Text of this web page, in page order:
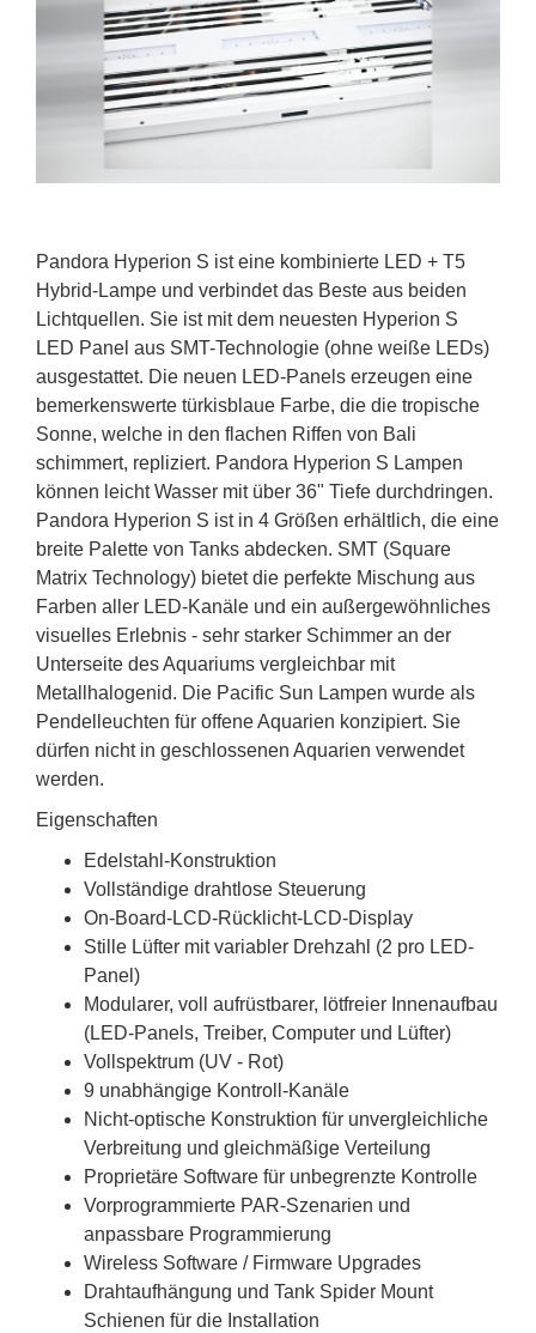
Pandora Hyperion S ist eine kombinierte LED + T5
Hybrid-Lampe und verbindet das Beste aus beiden
Lichtquellen. Sie ist mit dem neuesten Hyperion S
LED Panel aus SMT-Technologie (ohne weiße LEDs)
ausgestattet. Die neuen LED-Panels erzeugen eine
bemerkenswerte türkisblaue Farbe, die die tropische
Sonne, welche in den flachen Riffen von Bali
schimmert, repliziert. Pandora Hyperion S Lampen
können leicht Wasser mit über 36" Tiefe durchdringen.
Pandora Hyperion S ist in 4 Größen erhältlich, die eine
breite Palette von Tanks abdecken. SMT (Square
Matrix Technology) bietet die perfekte Mischung aus
Farben aller LED-Kanäle und ein außergewöhnliches
visuelles Erlebnis - sehr starker Schimmer an der
Unterseite des Aquariums vergleichbar mit
Metallhalogenid. Die Pacific Sun Lampen wurde als
Pendelleuchten für offene Aquarien konzipiert. Sie
dürfen nicht in geschlossenen Aquarien verwendet
werden.
Eigenschaften
Edelstahl-Konstruktion
Vollständige drahtlose Steuerung
On-Board-LCD-Rücklicht-LCD-Display
Stille Lüfter mit variabler Drehzahl (2 pro LED-
Panel)
Modularer, voll aufrüstbarer, lötfreier Innenaufbau
(LED-Panels, Treiber, Computer und Lüfter)
Vollspektrum (UV - Rot)
9 unabhängige Kontroll-Kanäle
Nicht-optische Konstruktion für unvergleichliche
Verbreitung und gleichmäßige Verteilung
Proprietäre Software für unbegrenzte Kontrolle
Vorprogrammierte PAR-Szenarien und
anpassbare Programmierung
Wireless Software / Firmware Upgrades
Drahtaufhängung und Tank Spider Mount
Schienen für die Installation